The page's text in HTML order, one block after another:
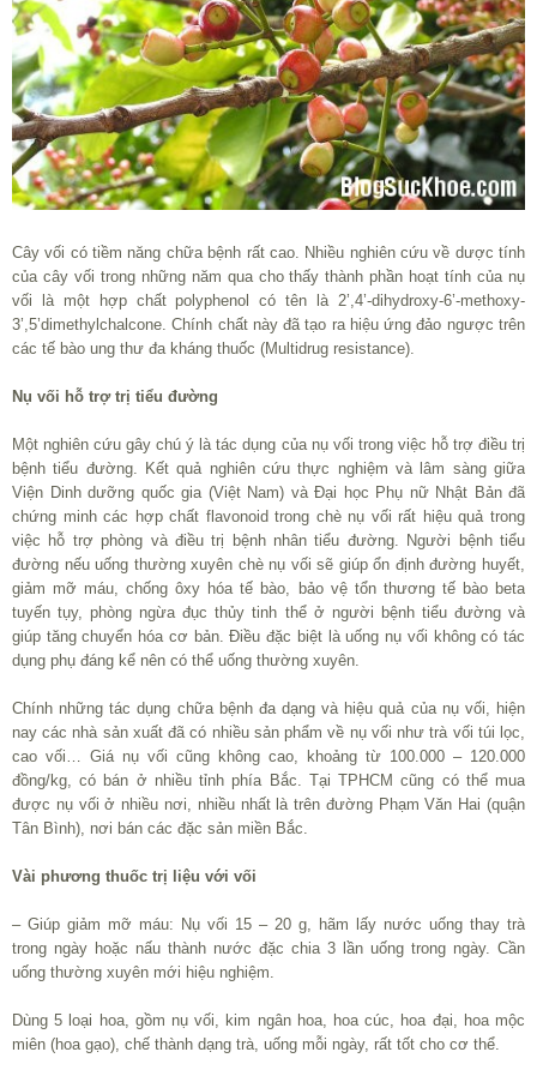
Cây vối có tiềm năng chữa bệnh rất cao. Nhiều nghiên cứu về dược tính
của cây vối trong những năm qua cho thấy thành phần hoạt tính của nụ
vối là một hợp chất polyphenol có tên là 2’,4’-dihydroxy-6’-methoxy-
3’,5’dimethylchalcone. Chính chất này đã tạo ra hiệu ứng đảo ngược trên
các tế bào ung thư đa kháng thuốc (Multidrug resistance).
Nụ vối hỗ trợ trị tiểu đường
Một nghiên cứu gây chú ý là tác dụng của nụ vối trong việc hỗ trợ điều trị
bệnh tiểu đường. Kết quả nghiên cứu thực nghiệm và lâm sàng giữa
Viện Dinh dưỡng quốc gia (Việt Nam) và Đại học Phụ nữ Nhật Bản đã
chứng minh các hợp chất flavonoid trong chè nụ vối rất hiệu quả trong
việc hỗ trợ phòng và điều trị bệnh nhân tiểu đường. Người bệnh tiểu
đường nếu uống thường xuyên chè nụ vối sẽ giúp ổn định đường huyết,
giảm mỡ máu, chống ôxy hóa tế bào, bảo vệ tổn thương tế bào beta
tuyến tụy, phòng ngừa đục thủy tinh thể ở người bệnh tiểu đường và
giúp tăng chuyển hóa cơ bản. Điều đặc biệt là uống nụ vối không có tác
dụng phụ đáng kể nên có thể uống thường xuyên.
Chính những tác dụng chữa bệnh đa dạng và hiệu quả của nụ vối, hiện
nay các nhà sản xuất đã có nhiều sản phẩm về nụ vối như trà vối túi lọc,
cao vối… Giá nụ vối cũng không cao, khoảng từ 100.000 – 120.000
đồng/kg, có bán ở nhiều tỉnh phía Bắc. Tại TPHCM cũng có thể mua
được nụ vối ở nhiều nơi, nhiều nhất là trên đường Phạm Văn Hai (quận
Tân Bình), nơi bán các đặc sản miền Bắc.
Vài phương thuốc trị liệu với vối
– Giúp giảm mỡ máu: Nụ vối 15 – 20 g, hãm lấy nước uống thay trà
trong ngày hoặc nấu thành nước đặc chia 3 lần uống trong ngày. Cần
uống thường xuyên mới hiệu nghiệm.
Dùng 5 loại hoa, gồm nụ vối, kim ngân hoa, hoa cúc, hoa đại, hoa mộc
miên (hoa gạo), chế thành dạng trà, uống mỗi ngày, rất tốt cho cơ thể.